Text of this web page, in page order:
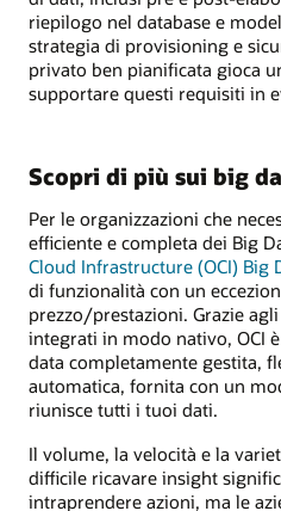
riepilogo nel database e
strategia di provisioning e
privato ben pianificata gioca
supportare questi requisiti in
Scopri di più sui big
Per le organizzazioni che
efficiente e completa dei Big
Cloud Infrastructure (OCI) Big
di funzionalità con un
prezzo/prestazioni. Grazie
integrati in modo nativo, OCI
data completamente gestita,
automatica, fornita con un
riunisce tutti i tuoi dati.
Il volume, la velocità e la
difficile ricavare insight
intraprendere azioni, ma le